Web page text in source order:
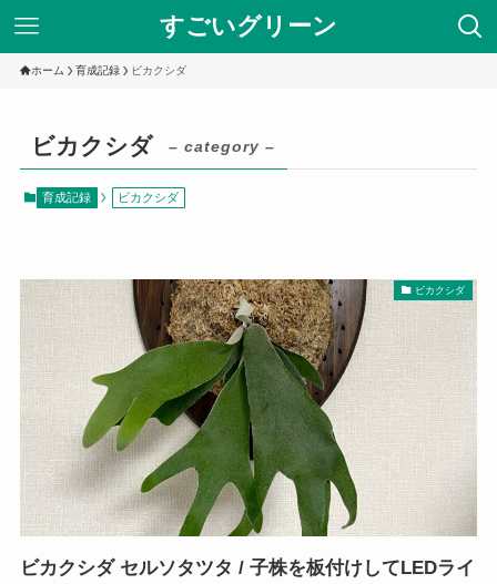
すごいグリーン
ホーム 育成記録 ビカクシダ
ビカクシダ – category –
育成記録 ビカクシダ
ビカクシダ
ビカクシダ セルソタツタ / 子株を板付けしてLEDライ